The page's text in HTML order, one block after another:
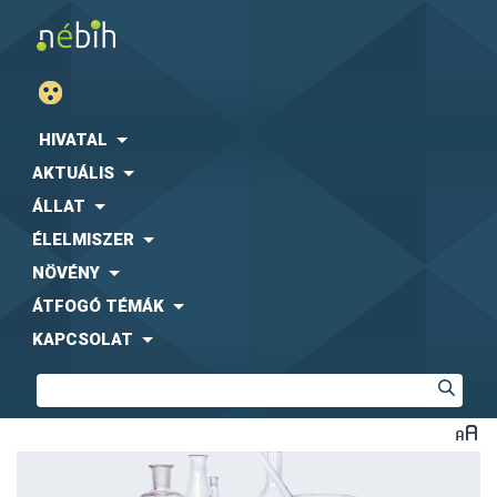
HIVATAL
AKTUÁLIS
ÁLLAT
ÉLELMISZER
NÖVÉNY
ÁTFOGÓ TÉMÁK
KAPCSOLAT